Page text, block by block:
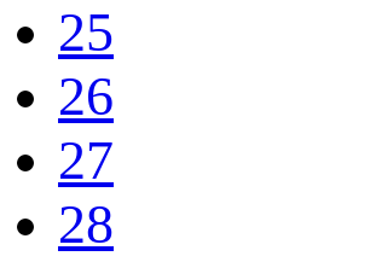
25
26
27
28